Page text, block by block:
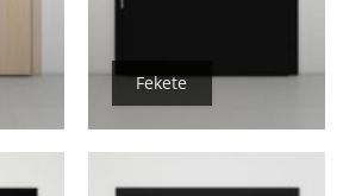
Fekete